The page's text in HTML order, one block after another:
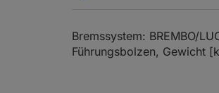
Bremssystem: BREMBO/
Führungsbolzen, Gewicht